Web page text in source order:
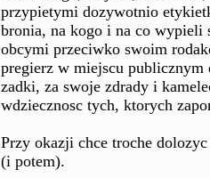
przypietymi dozywotnio
bronia, na kogo i na co wypieli
obcymi przeciwko swoim
pregierz w miejscu
zadki, za swoje zdrady i
wdziecznosc tych, ktorych
Przy okazji chce troche
(i potem).